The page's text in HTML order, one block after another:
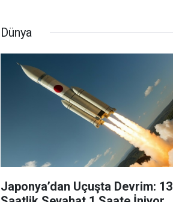
Dünya
Japonya’dan Uçuşta Devrim: 13